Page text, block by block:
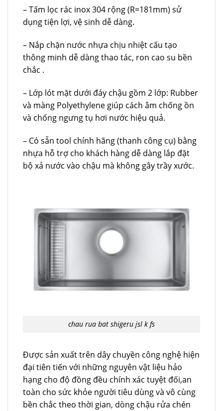
– Tấm lọc rác inox 304 rộng (R=181mm) sử
dụng tiện lợi, vệ sinh dễ dàng.
– Nắp chặn nước nhựa chịu nhiệt cấu tạo
thông minh dễ dàng thao tác, ron cao su bền
chắc .
– Lớp lót mặt dưới đáy chậu gồm 2 lớp: Rubber
và màng Polyethylene giúp cách âm chống ồn
và chống ngưng tụ hơi nước hiệu quả.
– Có sẵn tool chính hãng (thanh công cụ) bằng
nhựa hỗ trợ cho khách hàng dễ dàng lắp đặt
bộ xả nước vào chậu mà không gây trầy xước.
chau rua bat shigeru jsl k fs
Được sản xuất trên dây chuyền công nghệ hiện
đại tiên tiến với những nguyên vật liệu hảo
hạng cho độ đồng đều chính xác tuyệt đối,an
toàn cho sức khỏe người tiêu dùng và vô cùng
bền chắc theo thời gian, dòng chậu rửa chén